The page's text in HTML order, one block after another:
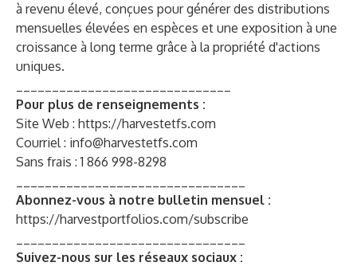
à revenu élevé, conçues pour générer des distributions
mensuelles élevées en espèces et une exposition à une
croissance à long terme grâce à la propriété d'actions
uniques.
Pour plus de renseignements :
Site Web : https://harvestetfs.com
Courriel : info@harvestetfs.com
Sans frais : 1 866 998-8298
Abonnez-vous à notre bulletin mensuel :
https://harvestportfolios.com/subscribe
Suivez-nous sur les réseaux sociaux :